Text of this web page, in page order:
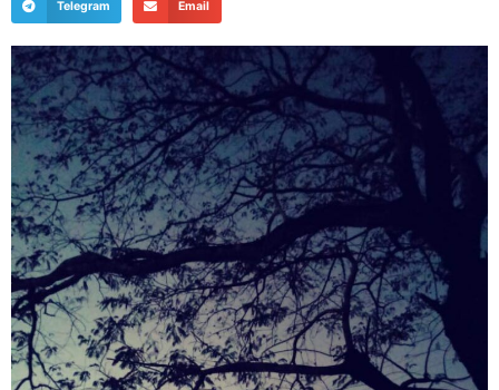
Telegram Email